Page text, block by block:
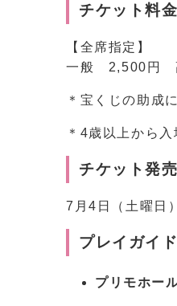
チケット料金
【全席指定】
一般 2,500円
＊宝くじの助成
＊4歳以上から入
チケット発
7月4日（土曜日
プレイガイ
プリモホー